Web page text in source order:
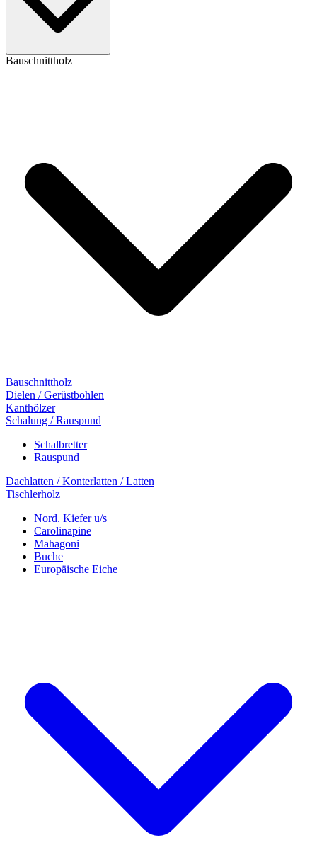
Bauschnittholz
Bauschnittholz
Dielen / Gerüstbohlen
Kanthölzer
Schalung / Rauspund
Schalbretter
Rauspund
Dachlatten / Konterlatten / Latten
Tischlerholz
Nord. Kiefer u/s
Carolinapine
Mahagoni
Buche
Europäische Eiche